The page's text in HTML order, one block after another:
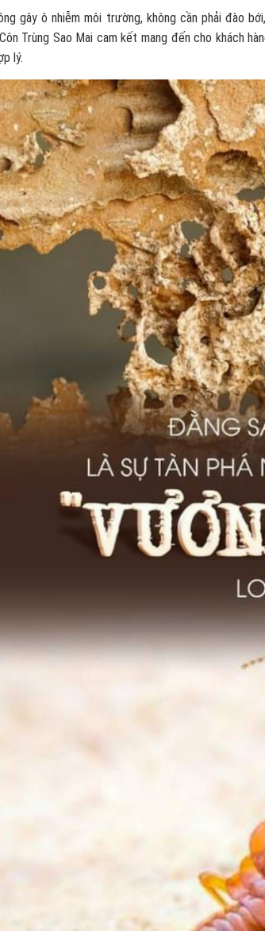
gây ô nhiễm môi trường, không cần phải đào
Trùng Sao Mai cam kết mang đến cho khách
lý.